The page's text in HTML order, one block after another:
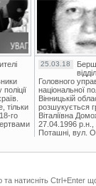
тільки
го
25.03.18
Головного
національної
Вінницькій
розшукується
Віталіївна
27.04.1996 р.н.,
Поташні, вул.
натисніть Ctrl+Enter